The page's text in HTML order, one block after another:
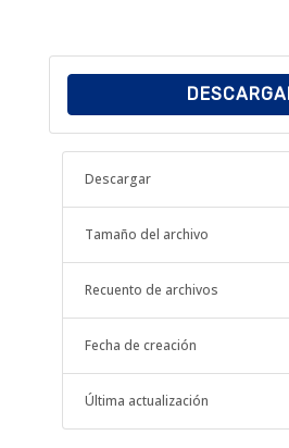
Descargar
Tamaño del archivo
Recuento de archivos
Fecha de creación
Última actualización